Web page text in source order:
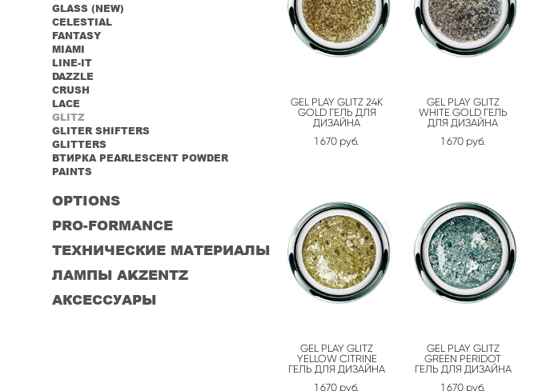
GLASS (NEW)
CELESTIAL
FANTASY
MIAMI
LINE-IT
DAZZLE
CRUSH
LACE
GLITZ
GLITER SHIFTERS
GLITTERS
ВТИРКА PEARLESCENT POWDER
PAINTS
OPTIONS
PRO-FORMANCE
ТЕХНИЧЕСКИЕ МАТЕРИАЛЫ
ЛАМПЫ AKZENTZ
АКСЕССУАРЫ
GEL PLAY GLITZ 24K
GOLD ГЕЛЬ ДЛЯ
ДИЗАЙНА
1 670 pуб.
GEL PLAY GLITZ
WHITE GOLD ГЕЛЬ
ДЛЯ ДИЗАЙНА
1 670 pуб.
GEL PLAY GLITZ
YELLOW CITRINE
ГЕЛЬ ДЛЯ ДИЗАЙНА
1 670 pуб.
GEL PLAY GLITZ
GREEN PERIDOT
ГЕЛЬ ДЛЯ ДИЗАЙНА
1 670 pуб.